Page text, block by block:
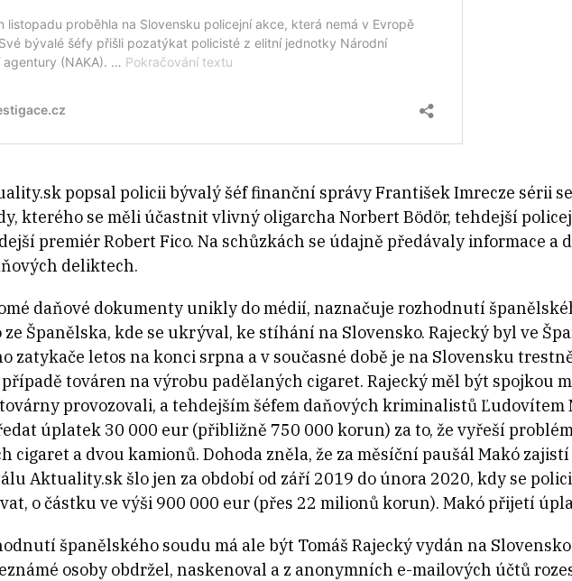
popsal policii bývalý šéf finanční správy František Imrecze sérii
kterého se měli účastnit vlivný oligarcha Norbert Bödör, tehdejší
premiér Robert Fico. Na schůzkách se údajně předávaly informace a
deliktech.
daňové dokumenty unikly do médií, naznačuje rozhodnutí
ze Španělska, kde se ukrýval, ke stíhání na Slovensko. Rajecký byl ve
zatykače letos na konci srpna a v současné době je na Slovensku
továren na výrobu padělaných cigaret. Rajecký měl být spojkou
provozovali, a tehdejším šéfem daňových kriminalistů Ľudovítem
úplatek 30 000 eur (přibližně 750 000 korun) za to, že vyřeší
cigaret a dvou kamionů. Dohoda zněla, že za měsíční paušál Makó
Aktuality.sk šlo jen za období od září 2019 do února 2020, kdy se
o částku ve výši 900 000 eur (přes 22 milionů korun). Makó přijetí
španělského soudu má ale být Tomáš Rajecký vydán na
osoby obdržel, naskenoval a z anonymních e-mailových účtů